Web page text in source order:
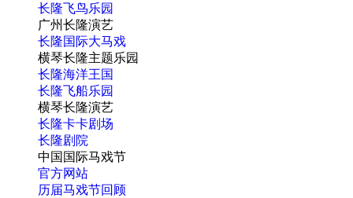
长隆飞鸟乐园
广州长隆演艺
长隆国际大马戏
横琴长隆主题乐园
长隆海洋王国
长隆飞船乐园
横琴长隆演艺
长隆卡卡剧场
长隆剧院
中国国际马戏节
官方网站
历届马戏节回顾